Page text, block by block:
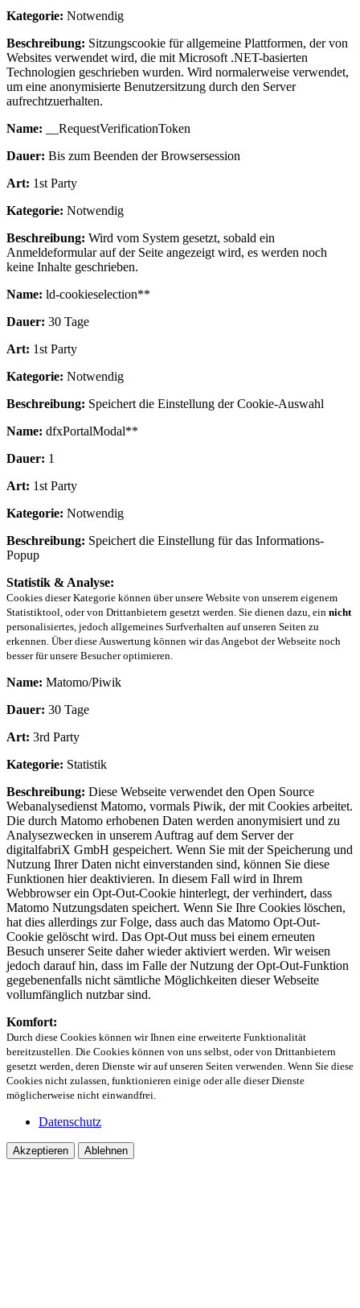
Kategorie: Notwendig
Beschreibung: Sitzungscookie für allgemeine Plattformen, der von
Websites verwendet wird, die mit Microsoft .NET-basierten
Technologien geschrieben wurden. Wird normalerweise verwendet,
um eine anonymisierte Benutzersitzung durch den Server
aufrechtzuerhalten.
Name: __RequestVerificationToken
Dauer: Bis zum Beenden der Browsersession
Art: 1st Party
Kategorie: Notwendig
Beschreibung: Wird vom System gesetzt, sobald ein
Anmeldeformular auf der Seite angezeigt wird, es werden noch
keine Inhalte geschrieben.
Name: ld-cookieselection**
Dauer: 30 Tage
Art: 1st Party
Kategorie: Notwendig
Beschreibung: Speichert die Einstellung der Cookie-Auswahl
Name: dfxPortalModal**
Dauer: 1
Art: 1st Party
Kategorie: Notwendig
Beschreibung: Speichert die Einstellung für das Informations-
Popup
Statistik & Analyse:
Cookies dieser Kategorie können über unsere Website von unserem eigenem
Statistiktool, oder von Drittanbietern gesetzt werden. Sie dienen dazu, ein nicht
personalisiertes, jedoch allgemeines Surfverhalten auf unseren Seiten zu
erkennen. Über diese Auswertung können wir das Angebot der Webseite noch
besser für unsere Besucher optimieren.
Name: Matomo/Piwik
Dauer: 30 Tage
Art: 3rd Party
Kategorie: Statistik
Beschreibung: Diese Webseite verwendet den Open Source
Webanalysedienst Matomo, vormals Piwik, der mit Cookies arbeitet.
Die durch Matomo erhobenen Daten werden anonymisiert und zu
Analysezwecken in unserem Auftrag auf dem Server der
digitalfabriX GmbH gespeichert. Wenn Sie mit der Speicherung und
Nutzung Ihrer Daten nicht einverstanden sind, können Sie diese
Funktionen hier deaktivieren. In diesem Fall wird in Ihrem
Webbrowser ein Opt-Out-Cookie hinterlegt, der verhindert, dass
Matomo Nutzungsdaten speichert. Wenn Sie Ihre Cookies löschen,
hat dies allerdings zur Folge, dass auch das Matomo Opt-Out-
Cookie gelöscht wird. Das Opt-Out muss bei einem erneuten
Besuch unserer Seite daher wieder aktiviert werden. Wir weisen
jedoch darauf hin, dass im Falle der Nutzung der Opt-Out-Funktion
gegebenenfalls nicht sämtliche Möglichkeiten dieser Webseite
vollumfänglich nutzbar sind.
Komfort:
Durch diese Cookies können wir Ihnen eine erweiterte Funktionalität
bereitzustellen. Die Cookies können von uns selbst, oder von Drittanbietern
gesetzt werden, deren Dienste wir auf unseren Seiten verwenden. Wenn Sie diese
Cookies nicht zulassen, funktionieren einige oder alle dieser Dienste
möglicherweise nicht einwandfrei.
Datenschutz
Akzeptieren Ablehnen